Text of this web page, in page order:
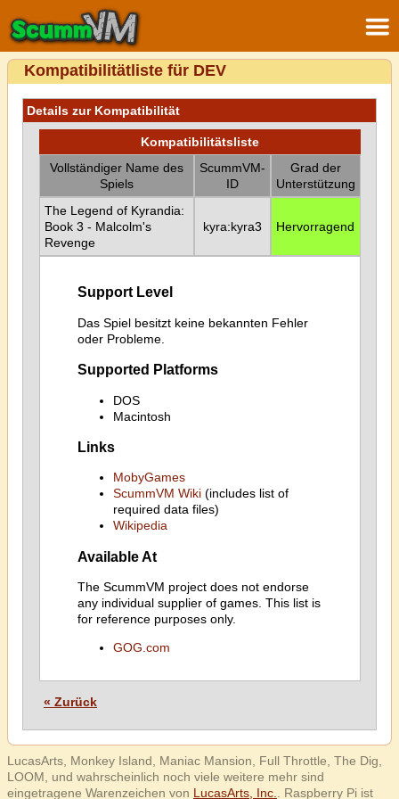
Kompatibilitätliste für DEV
Details zur Kompatibilität
Kompatibilitätsliste
Vollständiger Name des
Spiels
ScummVM-
ID
Grad der
Unterstützung
The Legend of Kyrandia:
Book 3 - Malcolm's
Revenge
kyra:kyra3 Hervorragend
Support Level
Das Spiel besitzt keine bekannten Fehler
oder Probleme.
Supported Platforms
DOS
Macintosh
Links
MobyGames
ScummVM Wiki(includes list of
required data files)
Wikipedia
Available At
The ScummVM project does not endorse
any individual supplier of games. This list is
for reference purposes only.
GOG.com
« Zurück
LucasArts, Monkey Island, Maniac Mansion, Full Throttle, The Dig,
LOOM, und wahrscheinlich noch viele weitere mehr sind
eingetragene Warenzeichen von LucasArts, Inc. . Raspberry Pi ist